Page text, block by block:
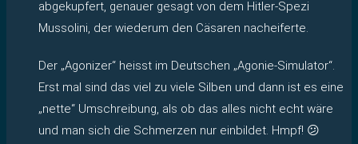
abgekupfert, genauer gesagt von dem Hitler-Spezi
Mussolini, der wiederum den Cäsaren nacheiferte.
Der „Agonizer“ heisst im Deutschen „Agonie-Simulator“.
Erst mal sind das viel zu viele Silben und dann ist es eine
„nette“ Umschreibung, als ob das alles nicht echt wäre
und man sich die Schmerzen nur einbildet. Hmpf! 😕